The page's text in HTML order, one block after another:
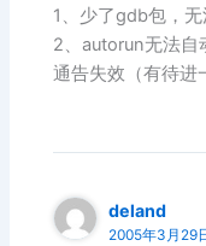
1、少了gdb包，
2、autorun无法自
通告失效（有待进
deland
2005年3月29